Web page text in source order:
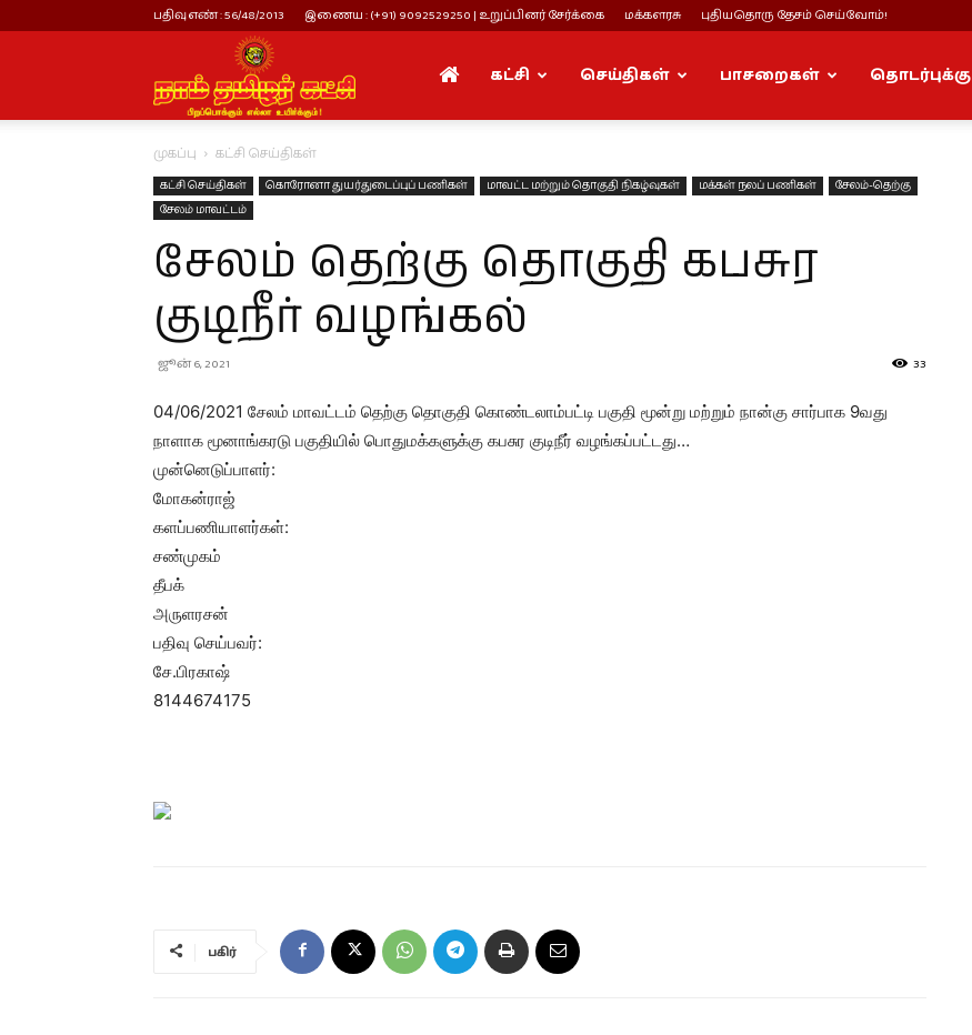
பதிவு எண் : 56/48/2013 இணைய : (+91) 9092529250 | உறுப்பினர் சேர்க்கை மக்களரசு புதியதொரு தேசம் செய்வோம்!
நாம்
கட்சி
கட்சி செய்திகள் பாசறைகள் தொடர்புக்கு
முகப்பு கட்சி செய்திகள்
கட்சி செய்திகள் கொரோனா துயர்துடைப்புப் பணிகள் மாவட்ட மற்றும் தொகுதி நிகழ்வுகள் மக்கள் நலப் பணிகள்
சேலம்-தெற்கு
சேலம் மாவட்டம்
சேலம் தெற்கு தொகுதி கபசுர
குடிநீர் வழங்கல்
ஜூன் 6, 2021 33
04/06/2021 சேலம் மாவட்டம் தெற்கு தொகுதி கொண்டலாம்பட்டி பகுதி மூன்று மற்றும் நான்கு சார்பாக 9வது
நாளாக மூனாங்கரடு பகுதியில் பொதுமக்களுக்கு கபசுர குடிநீர் வழங்கப்பட்டது…
முன்னெடுப்பாளர்:
மோகன்ராஜ்
களப்பணியாளர்கள்:
சண்முகம்
தீபக்
அருளரசன்
பதிவு செய்பவர்:
சே.பிரகாஷ்
8144674175
பகிர்